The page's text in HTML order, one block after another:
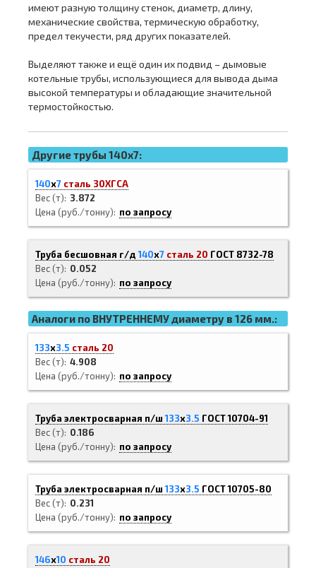
имеют разную толщину стенок, диаметр, длину,
механические свойства, термическую обработку,
предел текучести, ряд других показателей.
Выделяют также и ещё один их подвид – дымовые
котельные трубы, использующиеся для вывода дыма
высокой температуры и обладающие значительной
термостойкостью.
Другие трубы 140x7:
140х7 сталь 30ХГСА
Вес (т)
3.872
Цена (руб./тонну)
по запросу
Труба бесшовная г/д140х7 сталь 20 ГОСТ 8732-78
Вес (т)
0.052
Цена (руб./тонну)
по запросу
Аналоги по ВНУТРЕННЕМУ диаметру в 126 мм.:
133х3.5 сталь 20
Вес (т) 4.908
Цена (руб./тонну)
по запросу
Труба электросварная п/ш133х3.5 ГОСТ 10704-91
Вес (т)
0.186
Цена (руб./тонну)
по запросу
Труба электросварная п/ш133х3.5 ГОСТ 10705-80
Вес (т)
0.231
Цена (руб./тонну)
по запросу
146х10 сталь 20